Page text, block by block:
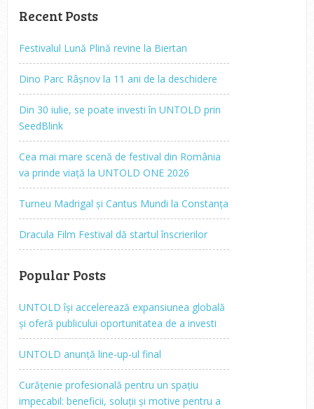
Recent Posts
Festivalul Lună Plină revine la Biertan
Dino Parc Râșnov la 11 ani de la deschidere
Din 30 iulie, se poate investi în UNTOLD prin
SeedBlink
Cea mai mare scenă de festival din România
va prinde viață la UNTOLD ONE 2026
Turneu Madrigal și Cantus Mundi la Constanța
Dracula Film Festival dă startul înscrierilor
Popular Posts
UNTOLD își accelerează expansiunea globală
și oferă publicului oportunitatea de a investi
UNTOLD anunță line-up-ul final
Curățenie profesională pentru un spațiu
impecabil: beneficii, soluții și motive pentru a